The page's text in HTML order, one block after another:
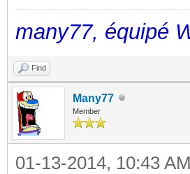
many77, équipé
Find
Many77
Member
01-13-2014, 10:43 AM